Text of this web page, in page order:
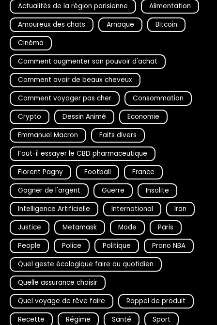
Actualités de la région parisienne
Alimentation
Amoureux des chats
Arnaque
Bitcoin
Cinéma
Comment augmenter son pouvoir d'achat
Comment avoir de beaux cheveux
Comment voyager pas cher
Consommation
Crypto
Dessin Animé
Economie
Emmanuel Macron
Faits divers
Faut-il essayer le CBD pharmaceutique
Florent Pagny
Football
France
Gagner de l'argent
Guerre
Insolite
Intelligence Artificielle
International
Iran
Justice
Metamask Mode
Paris
People
Police Politique
Prono NBA
Quel geste écologique faire au quotidien
Quelle assurance choisir
Quel voyage de rêve faire
Rappel de produit
Recette
Régime Santé Sport